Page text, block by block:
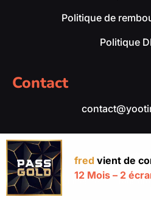
Politique de
Politique
Contact
yootimes.tech – Tous
fred vient de
12 Mois – 2